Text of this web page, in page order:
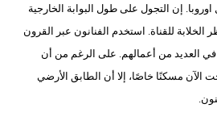
إن التجول على طول البوابة الخارجية
للقناة. استخدم الفنانون عبر القرون
في العديد من أعمالهم. على الرغم من أن
الآن مسكنًا خاصًا، إلا أن الطابق الأرضي